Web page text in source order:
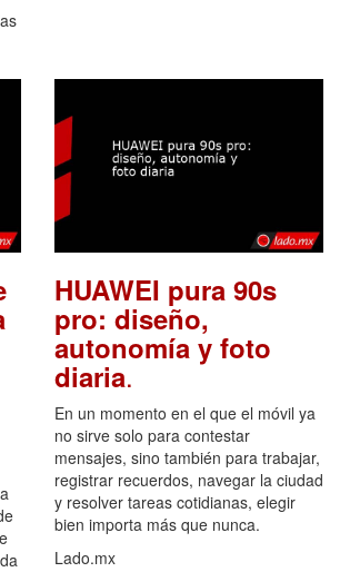
HUAWEI pura 90s
pro: diseño,
autonomía y foto
diaria.
En un momento en el que el móvil ya
no sirve solo para contestar
mensajes, sino también para trabajar,
registrar recuerdos, navegar la ciudad
y resolver tareas cotidianas, elegir
bien importa más que nunca.
Lado.mx